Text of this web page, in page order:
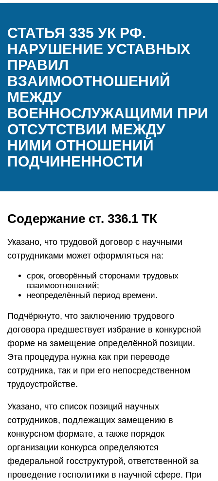
СТАТЬЯ 335 УК РФ.
НАРУШЕНИЕ УСТАВНЫХ
ПРАВИЛ
ВЗАИМООТНОШЕНИЙ
МЕЖДУ
ВОЕННОСЛУЖАЩИМИ ПРИ
ОТСУТСТВИИ МЕЖДУ
НИМИ ОТНОШЕНИЙ
ПОДЧИНЕННОСТИ
Содержание ст. 336.1 ТК
Указано, что трудовой договор с научными
сотрудниками может оформляться на:
срок, оговорённый сторонами трудовых
взаимоотношений;
неопределённый период времени.
Подчёркнуто, что заключению трудового
договора предшествует избрание в конкурсной
форме на замещение определённой позиции.
Эта процедура нужна как при переводе
сотрудника, так и при его непосредственном
трудоустройстве.
Указано, что список позиций научных
сотрудников, подлежащих замещению в
конкурсном формате, а также порядок
организации конкурса определяются
федеральной госструктурой, ответственной за
проведение госполитики в научной сфере. При